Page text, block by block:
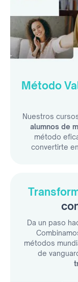
Método
Nuestros
alumnos de
método
convertirte
Da un paso
métodos
de